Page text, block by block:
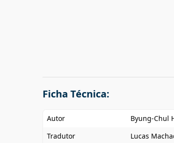
Ficha Técnica:
Autor
Byung-Chul
Tradutor
Lucas